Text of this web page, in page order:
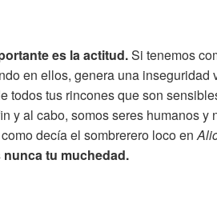
es la actitud.Si tenemos
en ellos, genera una inseguridad
todos tus rincones que son
y al cabo, somos seres humanos y
decía el sombrerero loco en
nunca tu muchedad.